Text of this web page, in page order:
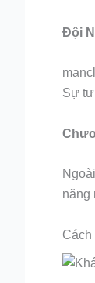
Đội
Sự tư
năng
Cách